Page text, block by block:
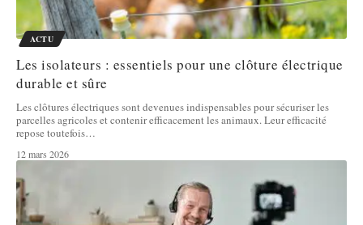
ACTU
Les isolateurs : essentiels pour une clôture électrique
durable et sûre
Les clôtures électriques sont devenues indispensables pour sécuriser les
parcelles agricoles et contenir efficacement les animaux. Leur efficacité
repose toutefois…
12 mars 2026